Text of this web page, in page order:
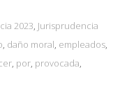
2023, Jurisprudencia
, daño moral, empleados,
, por, provocada,